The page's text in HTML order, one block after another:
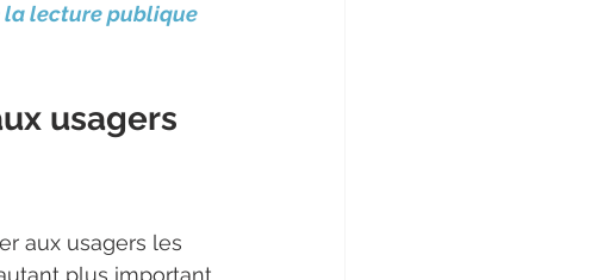
la lecture publique
usagers
aux usagers les
plus important